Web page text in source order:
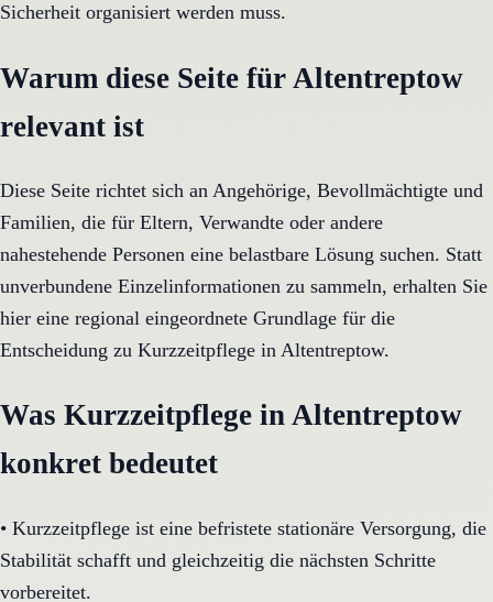
Sicherheit organisiert werden muss.
Warum diese Seite für Altentreptow
relevant ist
Diese Seite richtet sich an Angehörige, Bevollmächtigte und
Familien, die für Eltern, Verwandte oder andere
nahestehende Personen eine belastbare Lösung suchen. Statt
unverbundene Einzelinformationen zu sammeln, erhalten Sie
hier eine regional eingeordnete Grundlage für die
Entscheidung zu Kurzzeitpflege in Altentreptow.
Was Kurzzeitpflege in Altentreptow
konkret bedeutet
• Kurzzeitpflege ist eine befristete stationäre Versorgung, die
Stabilität schafft und gleichzeitig die nächsten Schritte
vorbereitet.